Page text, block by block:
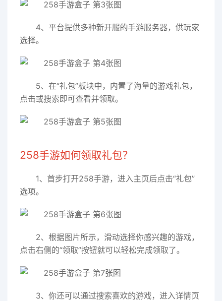
4、平台提供多种新开服的手游服务器，供玩家
选择。
5、在“礼包”板块中，内置了海量的游戏礼包，
点击或搜索即可查看并领取。
258手游如何领取礼包？
1、首步打开258手游，进入主页后点击“礼包”
选项。
2、根据图片所示，滑动选择你感兴趣的游戏，
点击右侧的“领取”按钮就可以轻松完成领取了。
3、你还可以通过搜索喜欢的游戏，进入详情页